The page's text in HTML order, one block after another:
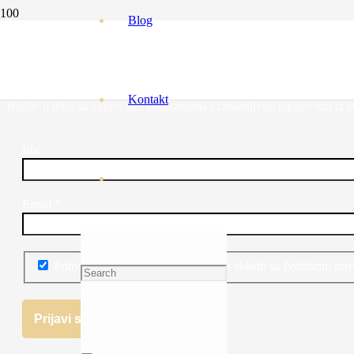
Blog
Kontakt
Budite u toku sa najnovijim programima i zanimljivim tekstovima iz
Prihvatam obradu ličnih podataka u skladu sa Politikom